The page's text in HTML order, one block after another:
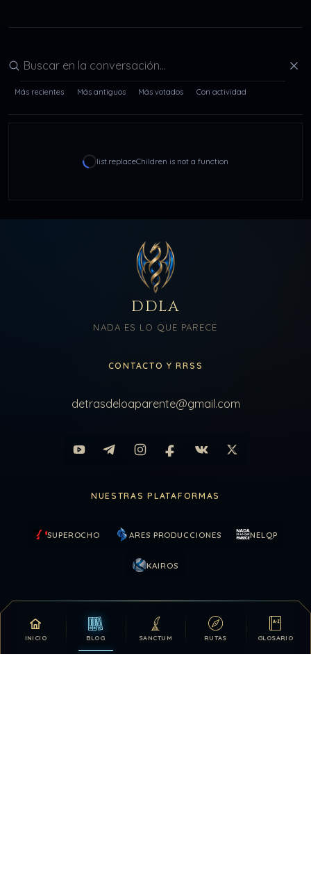
INICIO BLOG SANCTUM RUTAS GLOSARIO
Buscar en la conversación
Más recientes Más antiguos Más votados Con actividad
list.replaceChildren is not a function
DDLA
NADA ES LO QUE PARECE
CONTACTO Y RRSS
detrasdeloaparente@gmail.com
NUESTRAS PLATAFORMAS
SUPEROCHO ARES PRODUCCIONES NELQP
KAIROS
Tu apoyo hace posible que DDLA siga creciendo.